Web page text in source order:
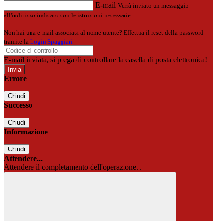
E-mail Verrà inviato un messaggio
all'indirizzo indicato con le istruzioni necessarie.
Non hai una e-mail associata al nome utente? Effettua il reset della password
tramite la Login Spaggiari
E-mail inviata, si prega di controllare la casella di posta elettronica!
Errore
Chiudi
Successo
Chiudi
Informazione
Chiudi
Attendere...
Attendere il completamento dell'operazione...